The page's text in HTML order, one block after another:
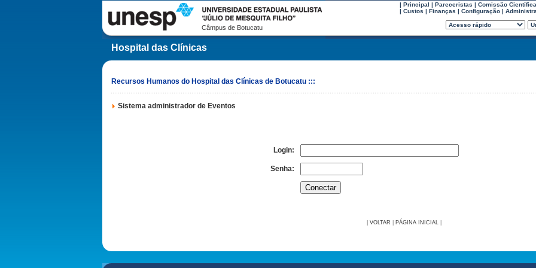
Câmpus de Botucatu
| Principal | Pareceristas | Comissão Científica
| Custos | Finanças | Configuração |
Hospital das Clínicas
Recursos Humanos do Hospital das Clínicas de Botucatu :::
Sistema administrador de Eventos
Login:
Senha:
VOLTAR PÁGINA INICIAL|